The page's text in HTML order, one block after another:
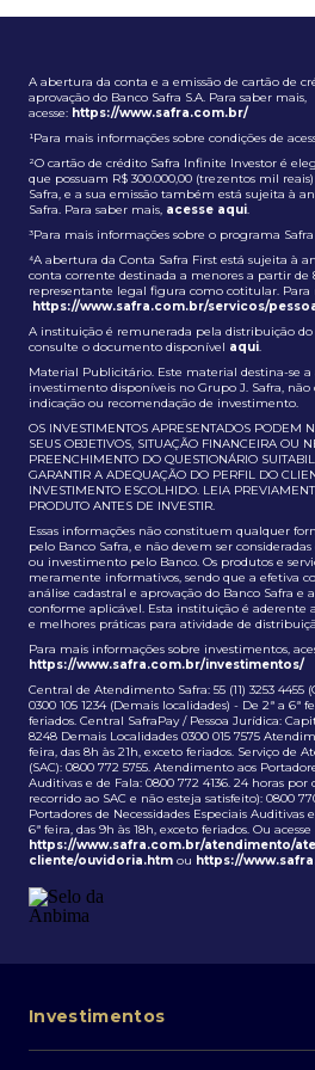
A abertura da conta e a emissão de cartão de
aprovação do Banco Safra S.A. Para saber mais,
acesse: https://www.safra.com.br/
¹Para mais informações sobre condições de
²O cartão de crédito Safra Infinite Investor é
que possuam R$ 300.000,00 (trezentos mil
Safra, e a sua emissão também está sujeita à
Safra. Para saber mais, acesse aqui.
³Para mais informações sobre o programa Safra
⁴A abertura da Conta Safra First está sujeita à
conta corrente destinada a menores a partir de
representante legal figura como cotitular. Para
https://www.safra.com.br/servicos/
A instituição é remunerada pela distribuição
consulte o documento disponível aqui.
Material Publicitário. Este material destina-se a
investimento disponíveis no Grupo J. Safra,
indicação ou recomendação de investimento.
OS INVESTIMENTOS APRESENTADOS PODEM
SEUS OBJETIVOS, SITUAÇÃO FINANCEIRA OU
PREENCHIMENTO DO QUESTIONÁRIO
GARANTIR A ADEQUAÇÃO DO PERFIL DO
INVESTIMENTO ESCOLHIDO. LEIA
PRODUTO ANTES DE INVESTIR.
Essas informações não constituem qualquer
pelo Banco Safra, e não devem ser
ou investimento pelo Banco. Os produtos e
meramente informativos, sendo que a efetiva
análise cadastral e aprovação do Banco Safra e
conforme aplicável. Esta instituição é aderente
e melhores práticas para atividade de
Para mais informações sobre investimentos,
https://www.safra.com.br/investimentos/
Central de Atendimento Safra: 55 (11) 3253 4455
0300 105 1234 (Demais localidades) - De 2ª a 6ª
feriados. Central SafraPay / Pessoa Jurídica:
8248 Demais Localidades 0300 015 7575
feira, das 8h às 21h, exceto feriados. Serviço de
(SAC): 0800 772 5755. Atendimento aos
Auditivas e de Fala: 0800 772 4136. 24 horas
recorrido ao SAC e não esteja satisfeito): 0800
Portadores de Necessidades Especiais Auditivas
6ª feira, das 9h às 18h, exceto feriados. Ou acesse
https://www.safra.com.br/atendimento/
cliente/ouvidoria.htm ou https://
Investimentos